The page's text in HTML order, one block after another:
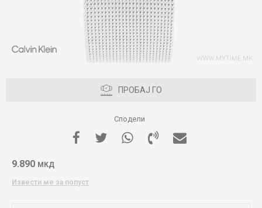
ПРОБАЈ ГО
Сподели
9.890 МКД
Извести ме за попуст